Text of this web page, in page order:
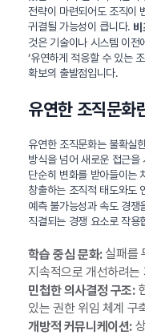
전략이 마련되어도 조직이
귀결될 가능성이 큽니다. 비
것은 기술이나 시스템 이전
‘유연하게 적응할 수 있는
확보의 출발점입니다.
유연한 조직문화
유연한 조직문화는 불확실
방식을 넘어 새로운 접근을
단순히 변화를 받아들이는
창출하는 조직적 태도와도
예측 불가능성과 속도 경쟁
직결되는 경쟁 요소로 작용
학습 중심 문화:실패를
지속적으로 개선하려는
민첩한 의사결정 구조:
있는 권한 위임 체계 구
개방적 커뮤니케이션: